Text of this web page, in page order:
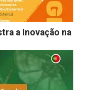
a Inovação na